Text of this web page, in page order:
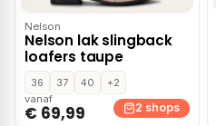
Nelson
Nelson lak slingback
loafers taupe
36 37 40
+2
vanaf
€ 69,99 2 shops